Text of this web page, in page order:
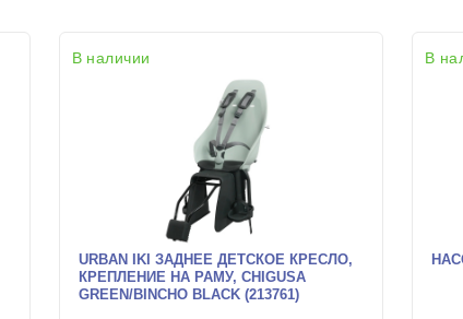
В наличии
URBAN IKI ЗАДНЕЕ ДЕТСКОЕ КРЕСЛО,
КРЕПЛЕНИЕ НА РАМУ, CHIGUSA
GREEN/BINCHO BLACK (213761)
В